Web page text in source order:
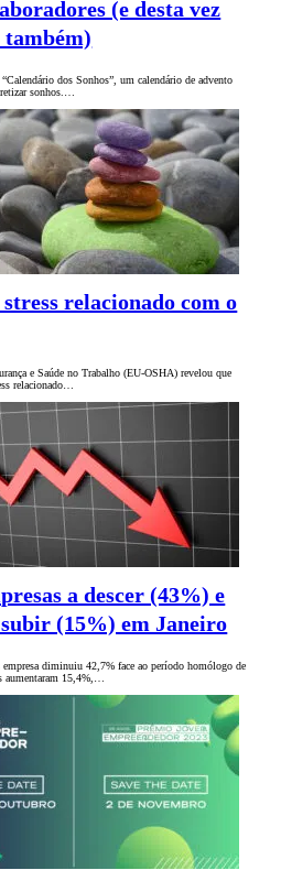
(e desta vez
também)
dos Sonhos”, um calendário de advento
sonhos.…
relacionado com o
e Saúde no Trabalho (EU-OSHA) revelou que
relacionado…
a descer (43%) e
(15%) em Janeiro
empresa diminuiu 42,7% face ao período homólogo de
aumentaram 15,4%,…